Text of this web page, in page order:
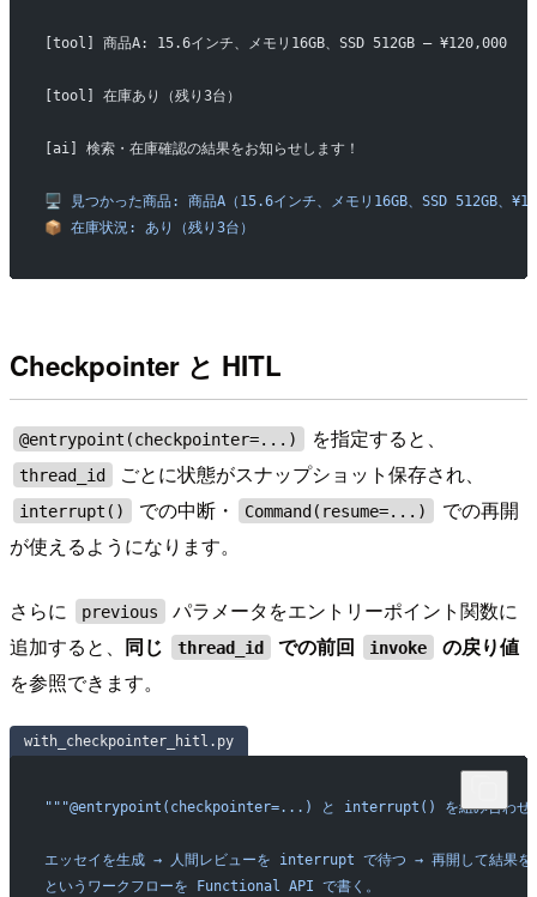
[tool] 商品A: 15.6インチ、メモリ16GB、SSD 512GB — ¥120,000
[tool] 在庫あり（残り3台）
[ai] 検索・在庫確認の結果をお知らせします！
🖥️ 見つかった商品: 商品A（15.6インチ、メモリ16GB、SSD 512GB、
📦 在庫状況: あり（残り3台）
Checkpointer と HITL
@entrypoint(checkpointer=...) を指定すると、
thread_id ごとに状態がスナップショット保存され、
interrupt() での中断・ Command(resume=...)
での再開
が使えるようになります。
さらに previous
パラメータをエントリーポイント関数に
追加すると、 同じ thread_id での前回 invoke
の戻り値
を参照できます。
with_checkpointer_hitl.py
"""@entrypoint(checkpointer=...) と interrupt() を組み合わせた
エッセイを生成 → 人間レビューを interrupt で待つ → 再開して結果を
というワークフローを Functional API で書く。